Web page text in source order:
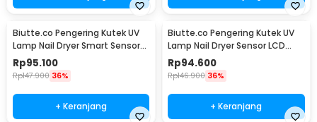
Biutte.co Pengering Kutek UV
Lamp Nail Dryer Smart Sensor
LCD Display - X7 MAX
Rp95.100
Rp147.900 36%
+ Keranjang
Biutte.co Pengering Kutek UV
Lamp Nail Dryer Sensor LCD
Display 280W - SUNX10MAX
Rp94.600
Rp146.900 36%
+ Keranjang